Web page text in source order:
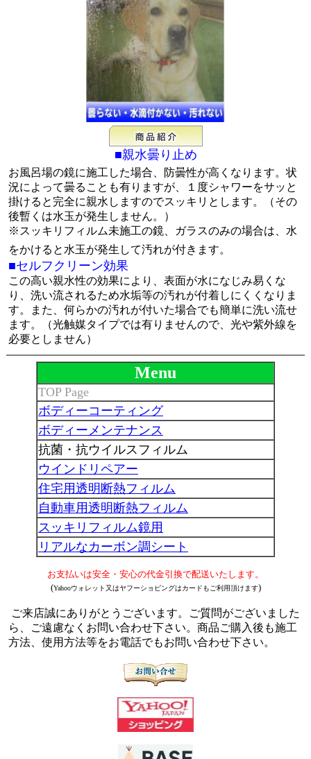
■親水曇り止め
お風呂場の鏡に施工した場合、防曇性が高くなります。状
況によって曇ることも有りますが、１度シャワーをサッと
掛けると完全に親水しますのでスッキリとします。（その
後暫くは水玉が発生しません。）
※スッキリフィルム未施工の鏡、ガラスのみの場合は、水
をかけると水玉が発生して汚れが付きます。
■セルフクリーン効果
この高い親水性の効果により、表面が水になじみ易くな
り、洗い流されるため水垢等の汚れが付着しにくくなりま
す。また、何らかの汚れが付いた場合でも簡単に洗い流せ
ます。（光触媒タイプでは有りませんので、光や紫外線を
必要としません）
Menu
TOP Page
ボディーコーティング
ボディーメンテナンス
抗菌・抗ウイルスフィルム
ウインドリペアー
住宅用透明断熱フィルム
自動車用透明断熱フィルム
スッキリフィルム鏡用
リアルなカーボン調シート
お支払いは安全・安心の代金引換で配送いたします。
(Yahooウォレット又はヤフーショピングはカードもご利用頂けます)
ご来店誠にありがとうございます。ご質問がございました
ら、ご遠慮なくお問い合わせ下さい。商品ご購入後も施工
方法、使用方法等をお電話でもお問い合わせ下さい。